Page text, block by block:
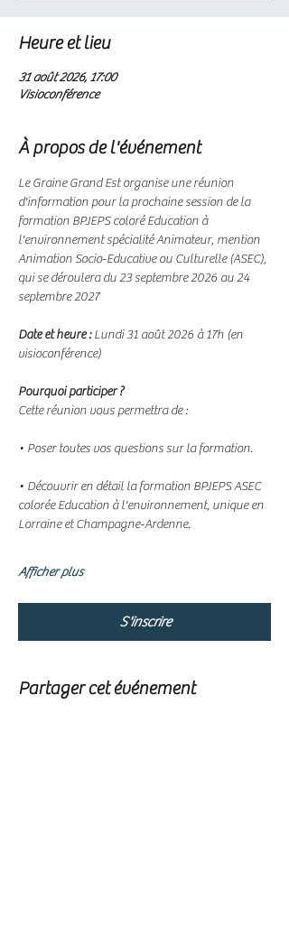
Heure et lieu
31 août 2026, 17:00
Visioconférence
À propos de l'événement
Le Graine Grand Est organise une réunion
d'information pour la prochaine session de la
formation BPJEPS coloré Education à
l'environnement spécialité Animateur, mention
Animation Socio-Educative ou Culturelle (ASEC),
qui se déroulera du 23 septembre 2026 au 24
septembre 2027
Date et heure : Lundi 31 août 2026 à 17h (en
visioconférence)
Pourquoi participer ?
Cette réunion vous permettra de :
• Poser toutes vos questions sur la formation.
• Découvrir en détail la formation BPJEPS ASEC
colorée Education à l'environnement, unique en
Lorraine et Champagne-Ardenne.
Afficher plus
S'inscrire
Partager cet événement